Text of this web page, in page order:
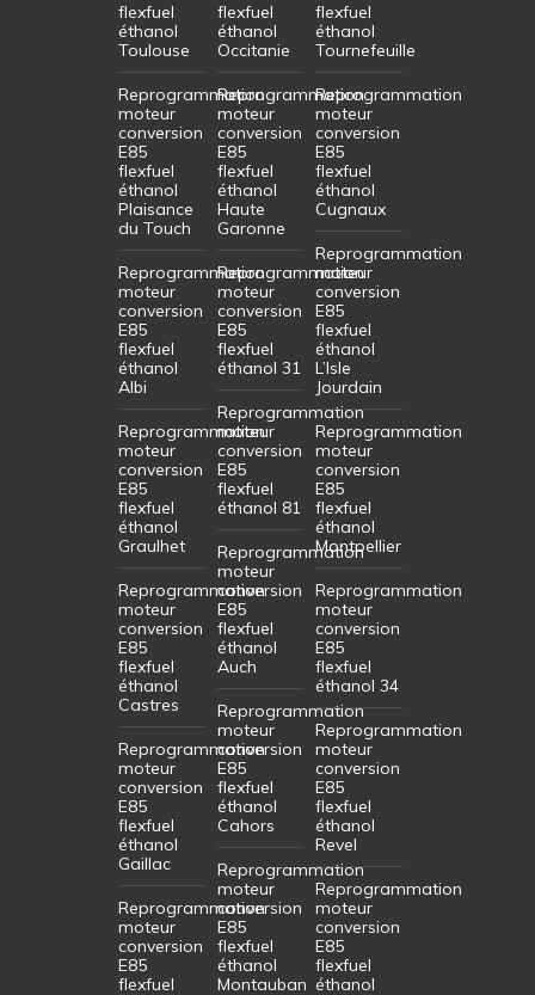
flexfuel
éthanol
Toulouse
Reprogrammation
moteur
conversion
E85
flexfuel
éthanol
Plaisance
du Touch
Reprogrammation
moteur
conversion
E85
flexfuel
éthanol
Albi
Reprogrammation
moteur
conversion
E85
flexfuel
éthanol
Graulhet
Reprogrammation
moteur
conversion
E85
flexfuel
éthanol
Castres
Reprogrammation
moteur
conversion
E85
flexfuel
éthanol
Gaillac
Reprogrammation
moteur
conversion
E85
flexfuel
flexfuel
éthanol
Occitanie
Reprogrammation
moteur
conversion
E85
flexfuel
éthanol
Haute
Garonne
Reprogrammation
moteur
conversion
E85
flexfuel
éthanol 31
Reprogrammation
moteur
conversion
E85
flexfuel
éthanol 81
Reprogrammation
moteur
conversion
E85
flexfuel
éthanol
Auch
Reprogrammation
moteur
conversion
E85
flexfuel
éthanol
Cahors
Reprogrammation
moteur
conversion
E85
flexfuel
éthanol
Montauban
flexfuel
éthanol
Tournefeuille
Reprogrammation
moteur
conversion
E85
flexfuel
éthanol
Cugnaux
Reprogrammation
moteur
conversion
E85
flexfuel
éthanol
L’Isle
Jourdain
Reprogrammation
moteur
conversion
E85
flexfuel
éthanol
Montpellier
Reprogrammation
moteur
conversion
E85
flexfuel
éthanol 34
Reprogrammation
moteur
conversion
E85
flexfuel
éthanol
Revel
Reprogrammation
moteur
conversion
E85
flexfuel
éthanol